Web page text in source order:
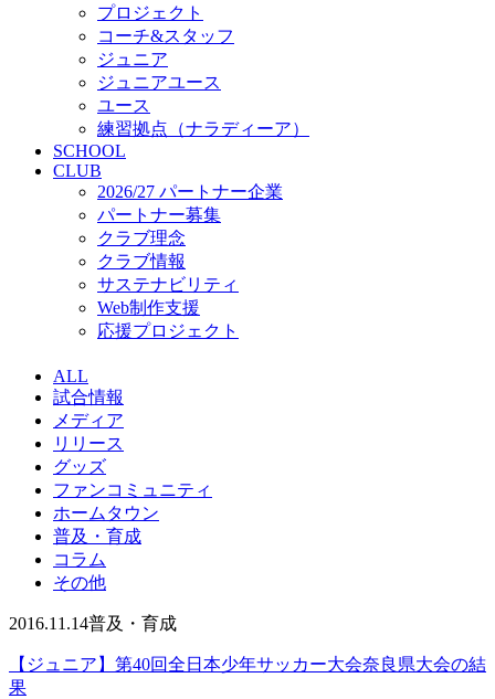
プロジェクト
コーチ&スタッフ
ジュニア
ジュニアユース
ユース
練習拠点（ナラディーア）
SCHOOL
CLUB
2026/27 パートナー企業
パートナー募集
クラブ理念
クラブ情報
サステナビリティ
Web制作支援
応援プロジェクト
ALL
試合情報
メディア
リリース
グッズ
ファンコミュニティ
ホームタウン
普及・育成
コラム
その他
2016.11.14普及・育成
【ジュニア】第40回全日本少年サッカー大会奈良県大会の結
果